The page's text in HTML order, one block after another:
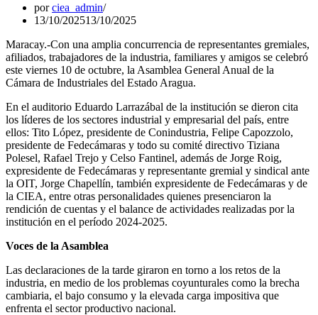
porciea_admin
13/10/202513/10/2025
Maracay.-Con una amplia concurrencia de representantes gremiales,
afiliados, trabajadores de la industria, familiares y amigos se celebró
este viernes 10 de octubre, la Asamblea General Anual de la
Cámara de Industriales del Estado Aragua.
En el auditorio Eduardo Larrazábal de la institución se dieron cita
los líderes de los sectores industrial y empresarial del país, entre
ellos: Tito López, presidente de Conindustria, Felipe Capozzolo,
presidente de Fedecámaras y todo su comité directivo Tiziana
Polesel, Rafael Trejo y Celso Fantinel, además de Jorge Roig,
expresidente de Fedecámaras y representante gremial y sindical ante
la OIT, Jorge Chapellín, también expresidente de Fedecámaras y de
la CIEA, entre otras personalidades quienes presenciaron la
rendición de cuentas y el balance de actividades realizadas por la
institución en el período 2024-2025.
Voces de la Asamblea
Las declaraciones de la tarde giraron en torno a los retos de la
industria, en medio de los problemas coyunturales como la brecha
cambiaria, el bajo consumo y la elevada carga impositiva que
enfrenta el sector productivo nacional.